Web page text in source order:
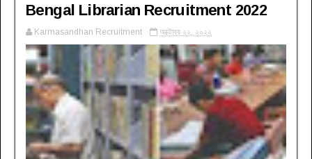
Bengal Librarian Recruitment 2022
Karmasandhan Recruitment অক্টোবর ২২, ২০২২